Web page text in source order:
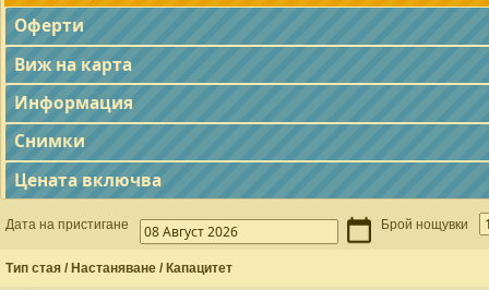
Оферти
Виж на карта
Информация
Снимки
Цената включва
Дата на пристигане Брой нощувки
Тип стая / Настаняване / Капацитет